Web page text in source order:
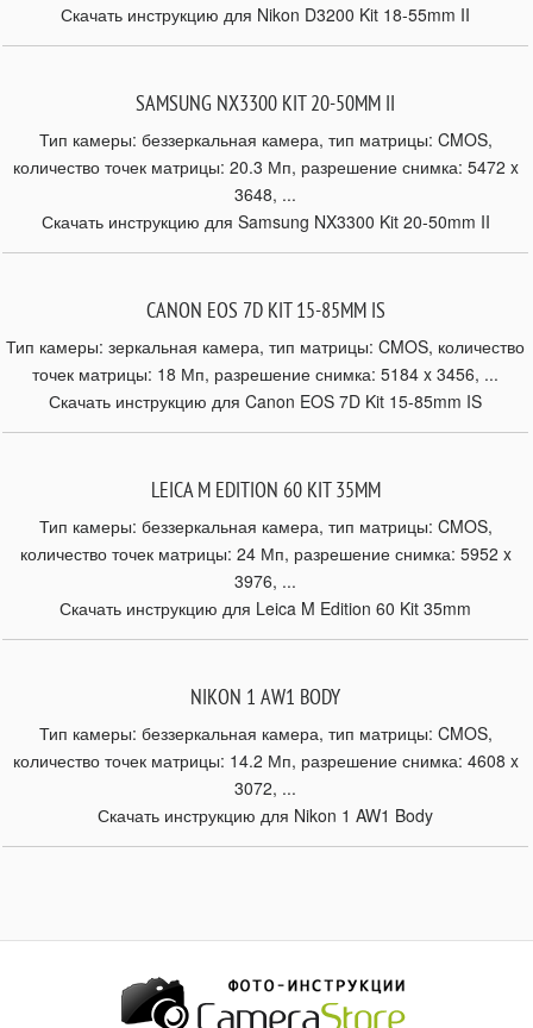
Скачать инструкцию для Nikon D3200 Kit 18-55mm II
SAMSUNG NX3300 KIT 20-50MM II
Тип камеры: беззеркальная камера, тип матрицы: CMOS,
количество точек матрицы: 20.3 Мп, разрешение снимка: 5472 x
3648, ...
Скачать инструкцию для Samsung NX3300 Kit 20-50mm II
CANON EOS 7D KIT 15-85MM IS
Тип камеры: зеркальная камера, тип матрицы: CMOS, количество
точек матрицы: 18 Мп, разрешение снимка: 5184 x 3456, ...
Скачать инструкцию для Canon EOS 7D Kit 15-85mm IS
LEICA M EDITION 60 KIT 35MM
Тип камеры: беззеркальная камера, тип матрицы: CMOS,
количество точек матрицы: 24 Мп, разрешение снимка: 5952 x
3976, ...
Скачать инструкцию для Leica M Edition 60 Kit 35mm
NIKON 1 AW1 BODY
Тип камеры: беззеркальная камера, тип матрицы: CMOS,
количество точек матрицы: 14.2 Мп, разрешение снимка: 4608 x
3072, ...
Скачать инструкцию для Nikon 1 AW1 Body